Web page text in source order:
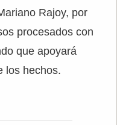
Rajoy, por
procesados con
que apoyará
los hechos.